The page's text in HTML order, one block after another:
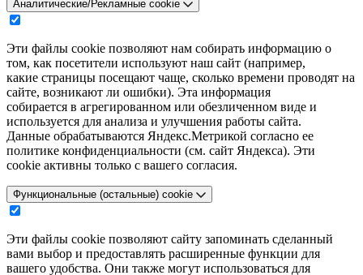
Аналитические/Рекламные cookie
Эти файлы cookie позволяют нам собирать информацию о
том, как посетители используют наш сайт (например,
какие страницы посещают чаще, сколько времени проводят на
сайте, возникают ли ошибки). Эта информация
собирается в агрегированном или обезличенном виде и
используется для анализа и улучшения работы сайта.
Данные обрабатываются Яндекс.Метрикой согласно ее
политике конфиденциальности (см. сайт Яндекса). Эти
cookie активны только с вашего согласия.
Функциональные (остальные) cookie
Эти файлы cookie позволяют сайту запоминать сделанный
вами выбор и предоставлять расширенные функции для
вашего удобства. Они также могут использоваться для